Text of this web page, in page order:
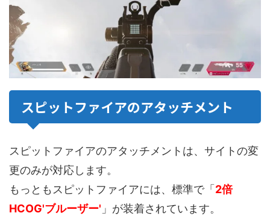
スピットファイアのアタッチメント
スピットファイアのアタッチメントは、サイトの変
更のみが対応します。
もっともスピットファイアには、標準で「2倍
HCOG'ブルーザー' 」が装着されています。